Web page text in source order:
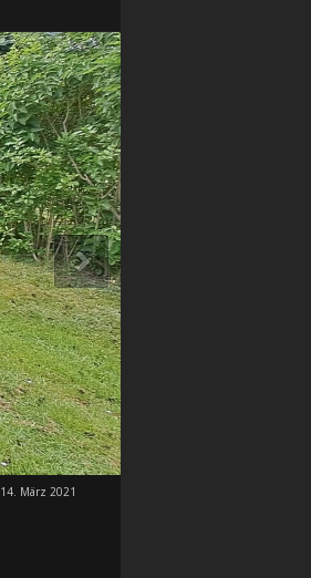
14. März 2021